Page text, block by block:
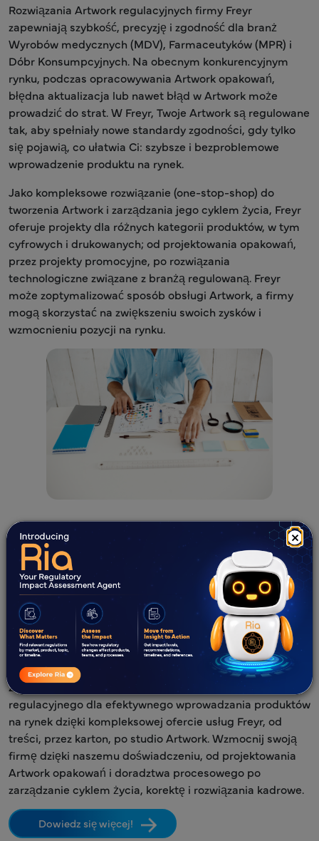
×
Rozwiązania Artwork regulacyjnych firmy Freyr
zapewniają szybkość, precyzję i zgodność dla branż
Wyrobów medycznych (MDV), Farmaceutyków (MPR) i
Dóbr Konsumpcyjnych. Na obecnym konkurencyjnym
rynku, podczas opracowywania Artwork opakowań,
błędna aktualizacja lub nawet błąd w Artwork może
prowadzić do strat. W Freyr, Twoje Artwork są regulowane
tak, aby spełniały nowe standardy zgodności, gdy tylko
się pojawią, co ułatwia Ci: szybsze i bezproblemowe
wprowadzenie produktu na rynek.
Jako kompleksowe rozwiązanie (one-stop-shop) do
tworzenia Artwork i zarządzania jego cyklem życia, Freyr
oferuje projekty dla różnych kategorii produktów, w tym
cyfrowych i drukowanych; od projektowania opakowań,
przez projekty promocyjne, po rozwiązania
technologiczne związane z branżą regulowaną. Freyr
może zoptymalizować sposób obsługi Artwork, a firmy
mogą skorzystać na zwiększeniu swoich zysków i
wzmocnieniu pozycji na rynku.
Dlaczego Artwork regulacyjne
jest ważne w różnych
branżach?
Farmaceutyki
Wyroby
medyczne
Dobra
konsumpcyjne
Zapewnij płynną zgodność w obszarze Artwork
regulacyjnego dla efektywnego wprowadzania produktów
na rynek dzięki kompleksowej ofercie usług Freyr, od
treści, przez karton, po studio Artwork. Wzmocnij swoją
firmę dzięki naszemu doświadczeniu, od projektowania
Artwork opakowań i doradztwa procesowego po
zarządzanie cyklem życia, korektę i rozwiązania kadrowe.
Dowiedz się więcej!